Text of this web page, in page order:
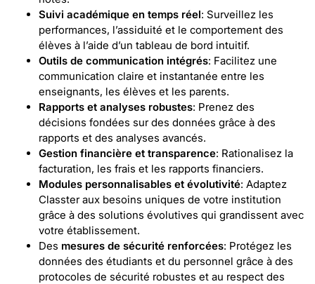
Suivi académique en temps réel: Surveillez les
performances, l’assiduité et le comportement des
élèves à l’aide d’un tableau de bord intuitif.
Outils de communication intégrés: Facilitez une
communication claire et instantanée entre les
enseignants, les élèves et les parents.
Rapports et analyses robustes: Prenez des
décisions fondées sur des données grâce à des
rapports et des analyses avancés.
Gestion financière et transparence: Rationalisez la
facturation, les frais et les rapports financiers.
Modules personnalisables et évolutivité: Adaptez
Classter aux besoins uniques de votre institution
grâce à des solutions évolutives qui grandissent avec
votre établissement.
Des mesures de sécurité renforcées: Protégez les
données des étudiants et du personnel grâce à des
protocoles de sécurité robustes et au respect des